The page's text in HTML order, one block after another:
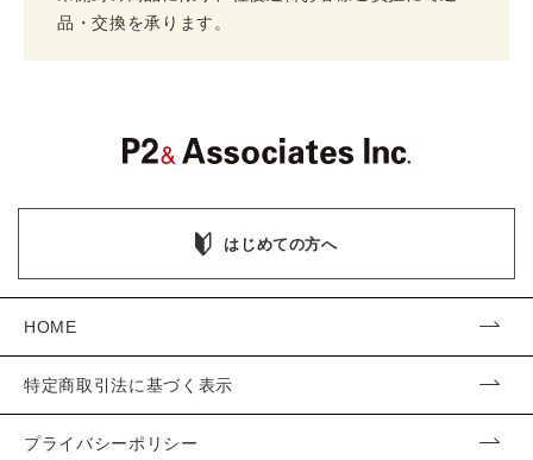
品・交換を承ります。
はじめての方へ
HOME
特定商取引法に基づく表示
プライバシーポリシー